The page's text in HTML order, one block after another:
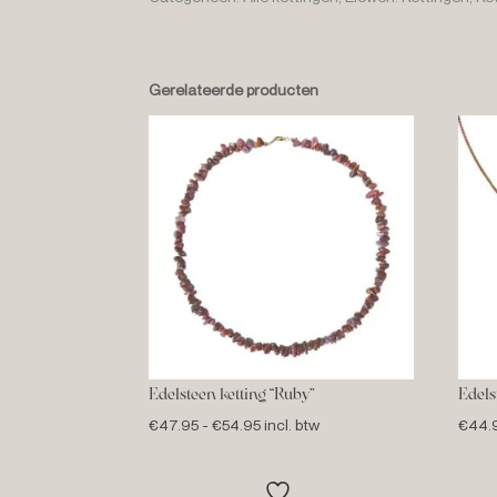
Gerelateerde producten
Edelsteen ketting “Ruby”
€47.95 - €54.95Prijsklasse:
tot
incl. btw
€